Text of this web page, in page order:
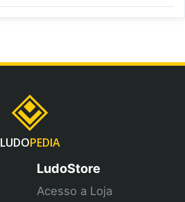
LUDOPEDIA
LudoStore
Acesso a Loja